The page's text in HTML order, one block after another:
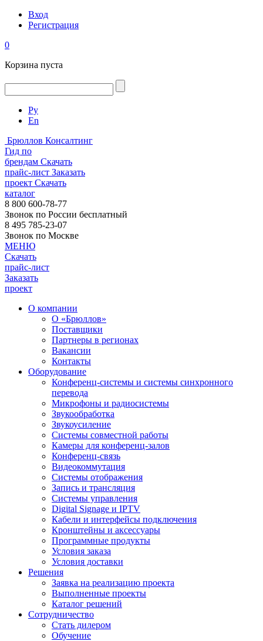
Вход
Регистрация
0
Корзина пуста
Ру
En
Брюллов Консалтинг
Гид по
брендам Скачать
прайс-лист Заказать
проект Скачать
каталог
8 800 600-78-77
Звонок по России бесплатный
8 495 785-23-07
Звонок по Москве
МЕНЮ
Скачать
прайс-лист
Заказать
проект
О компании
О «Брюллов»
Поставщики
Партнеры в регионах
Вакансии
Контакты
Оборудование
Конференц-системы и системы синхронного
перевода
Микрофоны и радиосистемы
Звукообработка
Звукоусиление
Системы совместной работы
Камеры для конференц-залов
Конференц-связь
Видеокоммутация
Системы отображения
Запись и трансляция
Системы управления
Digital Signage и IPTV
Кабели и интерфейсы подключения
Кронштейны и аксессуары
Программные продукты
Условия заказа
Условия доставки
Решения
Заявка на реализацию проекта
Выполненные проекты
Каталог решений
Сотрудничество
Стать дилером
Обучение